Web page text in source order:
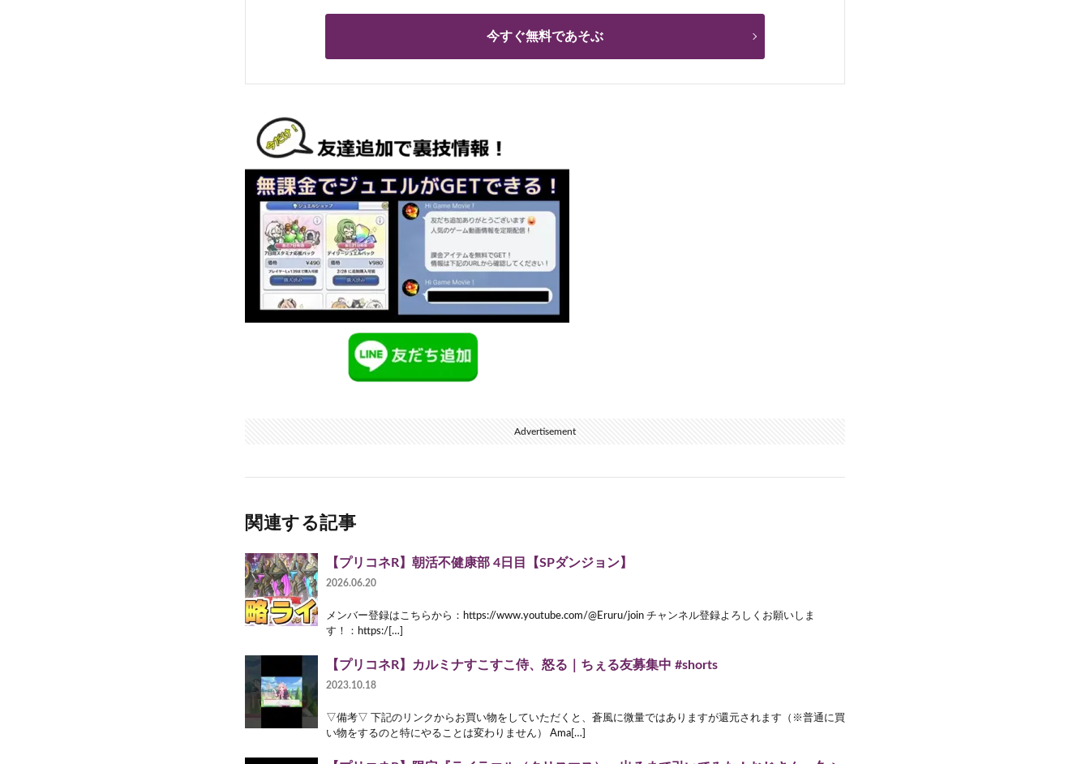
今すぐ無料であそぶ
Advertisement
関連する記事
【プリコネR】朝活不健康部 4日目【SPダンジョン】
2026.06.20
メンバー登録はこちらから：https://www.youtube.com/@Eruru/join チャンネル登録よろしくお願いしま
す！：https:/[…]
【プリコネR】カルミナすこすこ侍、怒る｜ちぇる友募集中 #shorts
2023.10.18
▽備考▽ 下記のリンクからお買い物をしていただくと、蒼風に微量ではありますが還元されます（※普通に買
い物をするのと特にやることは変わりません） Ama[…]